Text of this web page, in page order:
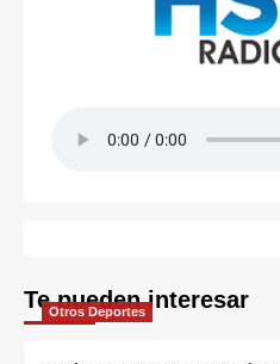
Te pueden interesar
Otros Deportes